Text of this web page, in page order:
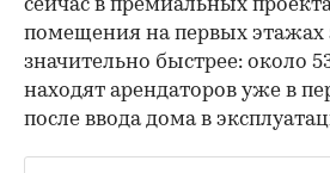
сейчас в премиальных
помещения на первых этажах
значительно быстрее: около
находят арендаторов уже в
после ввода дома в